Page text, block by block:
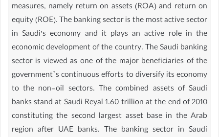
measures, namely return on assets (ROA) and return on
equity (ROE). The banking sector is the most active sector
in Saudi’s economy and it plays an active role in the
economic development of the country. The Saudi banking
sector is viewed as one of the major beneficiaries of the
government`s continuous efforts to diversify its economy
to the non-oil sectors. The combined assets of Saudi
banks stand at Saudi Reyal 1.60 trillion at the end of 2010
constituting the second largest asset base in the Arab
region after UAE banks. The banking sector in Saudi